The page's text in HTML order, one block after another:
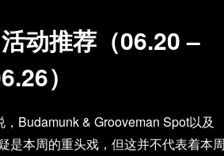
动推荐（06.20 –
）
Budamunk & Grooveman Spot以及
是本周的重头戏，但这并不代表着本